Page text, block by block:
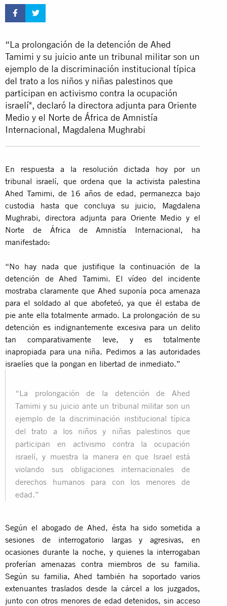
“La prolongación de la detención de Ahed
Tamimi y su juicio ante un tribunal militar son un
ejemplo de la discriminación institucional típica
del trato a los niños y niñas palestinos que
participan en activismo contra la ocupación
israelí", declaró la directora adjunta para Oriente
Medio y el Norte de África de Amnistía
Internacional, Magdalena Mughrabi
En respuesta a la resolución dictada hoy por un
tribunal israelí, que ordena que la activista palestina
Ahed Tamimi, de 16 años de edad, permanezca bajo
custodia hasta que concluya su juicio, Magdalena
Mughrabi, directora adjunta para Oriente Medio y el
Norte de África de Amnistía Internacional, ha
manifestado:
“No hay nada que justifique la continuación de la
detención de Ahed Tamimi. El vídeo del incidente
mostraba claramente que Ahed suponía poca amenaza
para el soldado al que abofeteó, ya que él estaba de
pie ante ella totalmente armado. La prolongación de su
detención es indignantemente excesiva para un delito
tan comparativamente leve, y es totalmente
inapropiada para una niña. Pedimos a las autoridades
israelíes que la pongan en libertad de inmediato.”
“La prolongación de la detención de Ahed
Tamimi y su juicio ante un tribunal militar son un
ejemplo de la discriminación institucional típica
del trato a los niños y niñas palestinos que
participan en activismo contra la ocupación
israelí, y muestra la manera en que Israel está
violando sus obligaciones internacionales de
derechos humanos para con los menores de
edad.”
Según el abogado de Ahed, ésta ha sido sometida a
sesiones de interrogatorio largas y agresivas, en
ocasiones durante la noche, y quienes la interrogaban
proferían amenazas contra miembros de su familia.
Según su familia, Ahed también ha soportado varios
extenuantes traslados desde la cárcel a los juzgados,
junto con otros menores de edad detenidos, sin acceso